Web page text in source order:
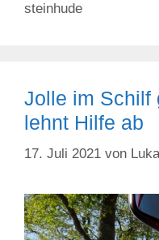
steinhude
Jolle im Schilf
lehnt Hilfe ab
17. Juli 2021 von